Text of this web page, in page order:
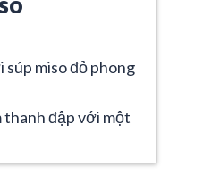
miso đỏ phong
thanh đập với một